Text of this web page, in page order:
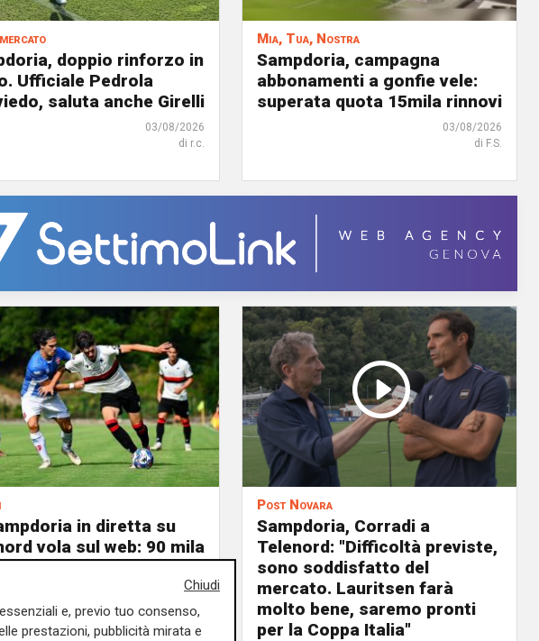
doppio rinforzo in
Ufficiale Pedrola
saluta anche Girelli
03/08/2026
di r.c.
Mia, Tua, Nostra
Sampdoria, campagna
abbonamenti a gonfie vele:
superata quota 15mila rinnovi
03/08/2026
di F.S.
in diretta su
vola sul web: 90 mila
12.500 spettatori
oltre 3.000 connessioni
4,26 TB di
Post Novara
Sampdoria, Corradi a
Telenord: "Difficoltà previste,
sono soddisfatto del
mercato. Lauritsen farà
molto bene, saremo pronti
per la Coppa Italia"
Chiudi
e, previo tuo consenso,
prestazioni, pubblicità mirata e